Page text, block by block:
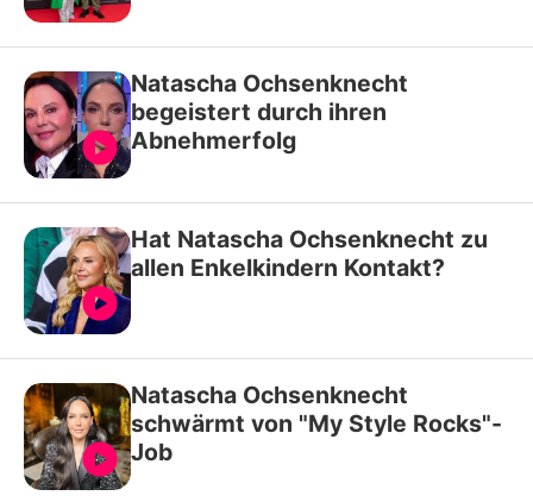
Natascha Ochsenknecht
begeistert durch ihren
Abnehmerfolg
Hat Natascha Ochsenknecht zu
allen Enkelkindern Kontakt?
Natascha Ochsenknecht
schwärmt von "My Style Rocks"-
Job